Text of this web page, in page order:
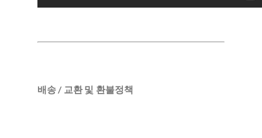
배송 / 교환 및 환불정책